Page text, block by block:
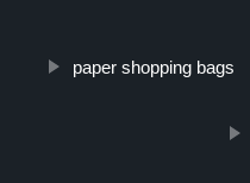
paper shopping bags